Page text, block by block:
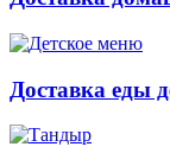
Доставка еды